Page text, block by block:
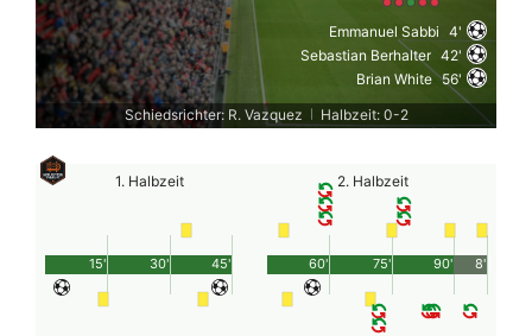
Emmanuel Sabbi 4'
Sebastian Berhalter 42'
Brian White 56'
Schiedsrichter: R. Vazquez
Halbzeit: 0-2
1. Halbzeit
45'
15' 30'
2. Halbzeit
90'
60' 75' 8'